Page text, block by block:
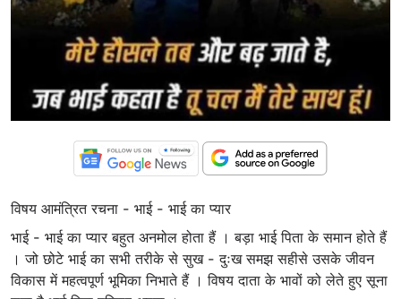
विषय आमंत्रित रचना - भाई - भाई का प्यार
भाई - भाई का प्यार बहुत अनमोल होता हैं । बड़ा भाई पिता के समान होते हैं
। जो छोटे भाई का सभी तरीके से सुख - दुःख समझ सहीसे उसके जीवन
विकास में महत्वपूर्ण भूमिका निभाते हैं । विषय दाता के भावों को लेते हुए सूना